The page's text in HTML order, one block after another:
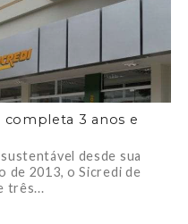
completa 3 anos e
desde sua
de 2013, o Sicredi de
três...